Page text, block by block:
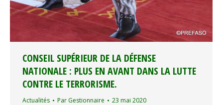
CONSEIL SUPÉRIEUR DE LA DÉFENSE
NATIONALE : PLUS EN AVANT DANS LA LUTTE
CONTRE LE TERRORISME.
Actualités Par Gestionnaire 23 mai 2020